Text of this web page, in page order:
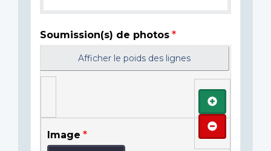
Soumission(s) de photos
Afficher le poids des lignes
Image
Ajouter
Retirer